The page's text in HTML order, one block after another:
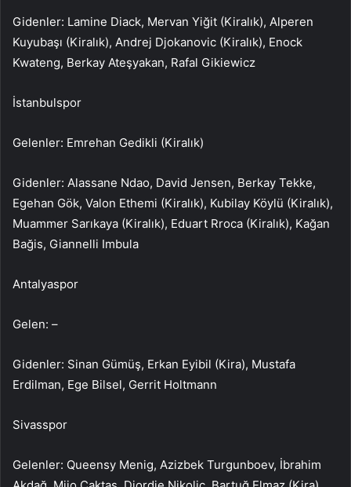
Gidenler: Lamine Diack, Mervan Yiğit (Kiralık), Alperen
Kuyubaşı (Kiralık), Andrej Djokanovic (Kiralık), Enock
Kwateng, Berkay Ateşyakan, Rafal Gikiewicz
İstanbulspor
Gelenler: Emrehan Gedikli (Kiralık)
Gidenler: Alassane Ndao, David Jensen, Berkay Tekke,
Egehan Gök, Valon Ethemi (Kiralık), Kubilay Köylü (Kiralık),
Muammer Sarıkaya (Kiralık), Eduart Rroca (Kiralık), Kağan
Bağis, Giannelli Imbula
Antalyaspor
Gelen: –
Gidenler: Sinan Gümüş, Erkan Eyibil (Kira), Mustafa
Erdilman, Ege Bilsel, Gerrit Holtmann
Sivasspor
Gelenler: Queensy Menig, Azizbek Turgunboev, İbrahim